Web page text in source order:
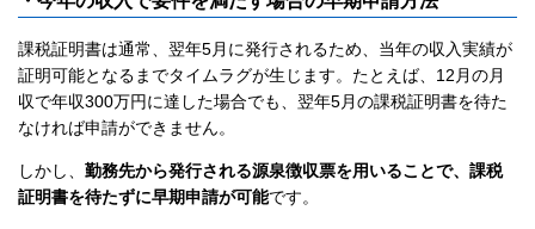
課税証明書は通常、翌年5月に発行されるため、当年の収入実績が
証明可能となるまでタイムラグが生じます。たとえば、12月の月
収で年収300万円に達した場合でも、翌年5月の課税証明書を待た
なければ申請ができません。
しかし、 勤務先から発行される源泉徴収票を用いることで、課税
証明書を待たずに早期申請が可能です。